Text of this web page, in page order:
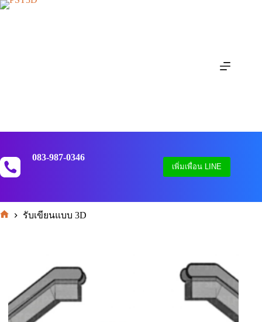
Skip
083-987-0346
เพิ่มเพื่อน LINE
รับเขียนแบบ 3D